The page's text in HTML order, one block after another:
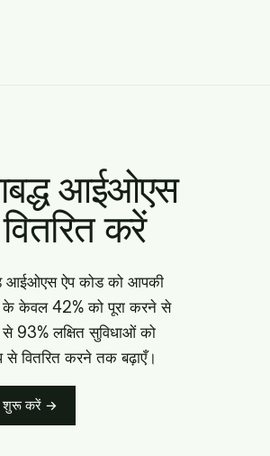
आईओएस
करें
आईओएस ऐप कोड को आपकी
केवल 42% को पूरा करने से
93% लक्षित सुविधाओं को
से वितरित करने तक बढ़ाएँ।
शुरू करें →